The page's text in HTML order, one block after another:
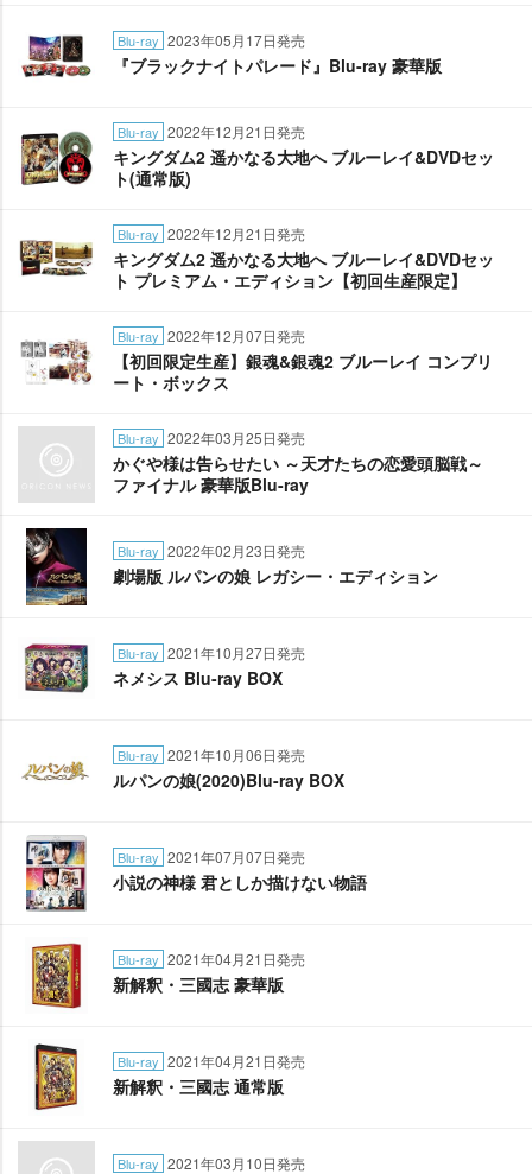
Blu-ray 2023年05月17日発売
『ブラックナイトパレード』Blu-ray 豪華版
Blu-ray 2022年12月21日発売
キングダム2 遥かなる大地へ ブルーレイ&DVDセッ
ト(通常版)
Blu-ray 2022年12月21日発売
キングダム2 遥かなる大地へ ブルーレイ&DVDセッ
ト プレミアム・エディション【初回生産限定】
Blu-ray 2022年12月07日発売
【初回限定生産】銀魂&銀魂2 ブルーレイ コンプリ
ート・ボックス
Blu-ray 2022年03月25日発売
かぐや様は告らせたい ～天才たちの恋愛頭脳戦～
ファイナル 豪華版Blu-ray
Blu-ray 2022年02月23日発売
劇場版 ルパンの娘 レガシー・エディション
Blu-ray 2021年10月27日発売
ネメシス Blu-ray BOX
Blu-ray 2021年10月06日発売
ルパンの娘(2020)Blu-ray BOX
Blu-ray 2021年07月07日発売
小説の神様 君としか描けない物語
Blu-ray 2021年04月21日発売
新解釈・三國志 豪華版
Blu-ray 2021年04月21日発売
新解釈・三國志 通常版
Blu-ray 2021年03月10日発売